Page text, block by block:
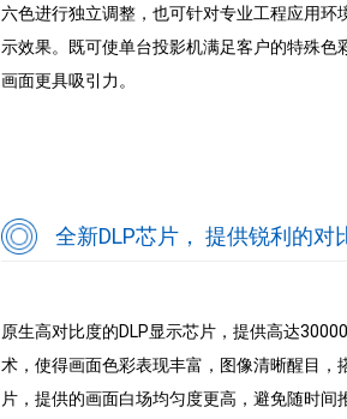
六色进行独立调整，也可针对专业工程应用
示效果。既可使单台投影机满足客户的特殊
画面更具吸引力。
全新DLP芯片， 提供锐利的对
原生高对比度的DLP显示芯片，提供高达
术，使得画面色彩表现丰富，图像清晰醒目
片，提供的画面白场均匀度更高，避免随时间